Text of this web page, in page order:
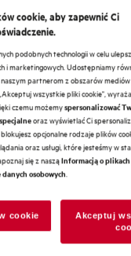
Karta
zapewnia praktycznie
zapewnia praktycznie
usuwa nieprzyjemne zapachy
cookie, aby zapewnić Ci
podobnych technologii w celu
i marketingowych. Udostępniamy
partnerom z obszarów mediów
wszystkie pliki cookie",
czemu możemyspersonalizować
oraz wyświetlać Ci
opcjonalne rodzaje plików
oraz usługi, które jesteśmy w
się z nasząInformacją o
osobowych
cookie
Akceptuj